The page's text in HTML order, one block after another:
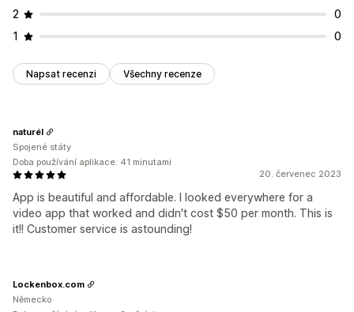
2
0
1
0
Napsat recenzi Všechny recenze
20. červenec 2023
App is beautiful and affordable. I looked everywhere for a
video app that worked and didn't cost $50 per month. This is
it!! Customer service is astounding!
naturél
Spojené státy
Doba používání aplikace: 41 minutami
Lockenbox.com
Německo